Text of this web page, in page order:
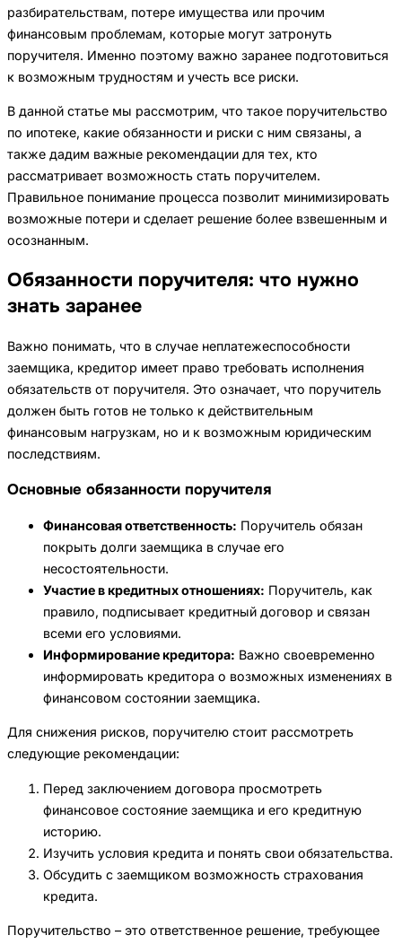
разбирательствам, потере имущества или прочим
финансовым проблемам, которые могут затронуть
поручителя. Именно поэтому важно заранее подготовиться
к возможным трудностям и учесть все риски.
В данной статье мы рассмотрим, что такое поручительство
по ипотеке, какие обязанности и риски с ним связаны, а
также дадим важные рекомендации для тех, кто
рассматривает возможность стать поручителем.
Правильное понимание процесса позволит минимизировать
возможные потери и сделает решение более взвешенным и
осознанным.
Обязанности поручителя: что нужно
знать заранее
Важно понимать, что в случае неплатежеспособности
заемщика, кредитор имеет право требовать исполнения
обязательств от поручителя. Это означает, что поручитель
должен быть готов не только к действительным
финансовым нагрузкам, но и к возможным юридическим
последствиям.
Основные обязанности поручителя
Финансовая ответственность: Поручитель обязан
покрыть долги заемщика в случае его
несостоятельности.
Участие в кредитных отношениях: Поручитель, как
правило, подписывает кредитный договор и связан
всеми его условиями.
Информирование кредитора: Важно своевременно
информировать кредитора о возможных изменениях в
финансовом состоянии заемщика.
Для снижения рисков, поручителю стоит рассмотреть
следующие рекомендации:
Перед заключением договора просмотреть
финансовое состояние заемщика и его кредитную
историю.
Изучить условия кредита и понять свои обязательства.
Обсудить с заемщиком возможность страхования
кредита.
Поручительство – это ответственное решение, требующее